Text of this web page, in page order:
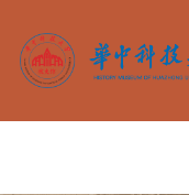
首页 参观服 专题展